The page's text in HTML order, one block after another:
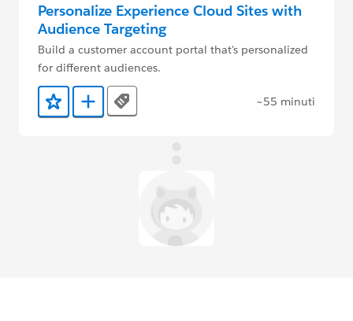
Personalize Experience Cloud Sites with
Audience Targeting
Build a customer account portal that's personalized
for different audiences.
Aggiunto ai preferiti
Aggiungi a Trailmix
Tags ~55 minuti